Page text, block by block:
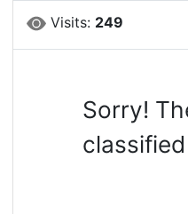
Visits: 249
Sorry!